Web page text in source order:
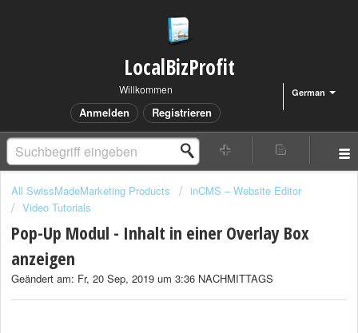
LocalBizProfit
German
Willkommen
Anmelden Registrieren
All SwissMadeMarketing Products
inCMS – Website Editor
Video Tutorials
Pop-Up Modul - Inhalt in einer Overlay Box
anzeigen
Geändert am: Fr, 20 Sep, 2019 um 3:36 NACHMITTAGS